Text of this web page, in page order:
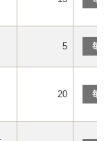
5 毎
20 毎